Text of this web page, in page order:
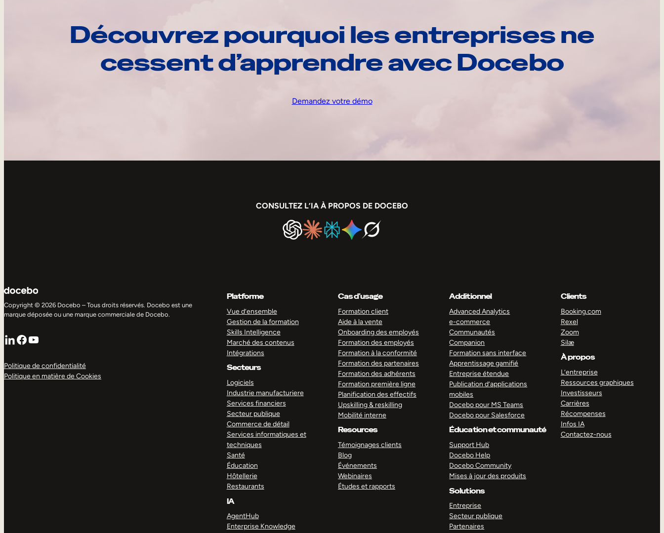
Découvrez pourquoi les entreprises ne
cessent d’apprendre avec Docebo
Demandez votre démo
CONSULTEZ L’IA À PROPOS DE DOCEBO
Copyright © 2026 Docebo – Tous droits réservés. Docebo est une
marque déposée ou une marque commerciale de Docebo.
LinkedIn
Facebook
YouTube
Politique de confidentialité
Politique en matière de Cookies
Platforme
Vue d’ensemble
Gestion de la formation
Skills Intelligence
Marché des contenus
Intégrations
Secteurs
Logiciels
Industrie manufacturiere
Services financiers
Secteur publique
Commerce de détail
Services informatiques et
techniques
Santé
Éducation
Hôtellerie
Restaurants
IA
AgentHub
Enterprise Knowledge
Cas d’usage
Formation client
Aide à la vente
Onboarding des employés
Formation des employés
Formation à la conformité
Formation des partenaires
Formation des adhérents
Formation première ligne
Planification des effectifs
Upskilling & reskilling
Mobilité interne
Resources
Témoignages clients
Blog
Événements
Webinaires
Études et rapports
Additionnel
Advanced Analytics
e-commerce
Communautés
Companion
Formation sans interface
Apprentissage gamifié
Entreprise étendue
Publication d’applications
mobiles
Docebo pour MS Teams
Docebo pour Salesforce
Éducation et communauté
Support Hub
Docebo Help
Docebo Community
Mises à jour des produits
Solutions
Entreprise
Secteur publique
Partenaires
Clients
Booking.com
Rexel
Zoom
Silæ
À propos
L’entreprise
Ressources graphiques
Investisseurs
Carrières
Récompenses
Infos IA
Contactez-nous